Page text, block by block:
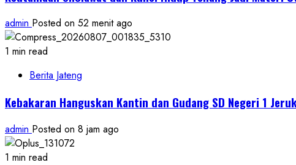
admin Posted on 52 menit ago
1 min read
Berita Jateng
Kebakaran Hanguskan Kantin dan Gudang SD Negeri 1
admin Posted on 8 jam ago
1 min read